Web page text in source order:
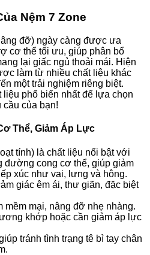
Nệm 7 Zone
đỡ) ngày càng được ưa
cơ thể tối ưu, giúp phân bổ
lại giấc ngủ thoải mái. Hiện
làm từ nhiều chất liệu khác
một trải nghiệm riêng biệt.
phổ biến nhất để lựa chọn
của bạn!
Thể, Giảm Áp Lực
tính) là chất liệu nổi bật với
đường cong cơ thể, giúp giảm
xúc như vai, lưng và hông.
giác êm ái, thư giãn, đặc biệt
mềm mại, nâng đỡ nhẹ nhàng.
khớp hoặc cần giảm áp lực
tránh tình trạng tê bì tay chân